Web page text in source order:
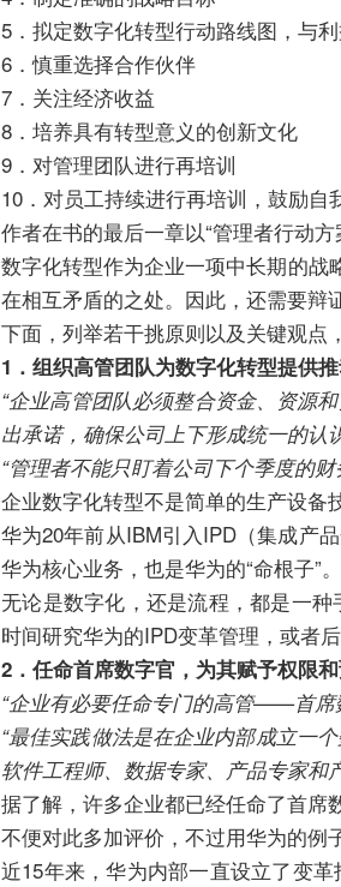
5．拟定数字化转型行动路线图，与
6．慎重选择合作伙伴
7．关注经济收益
8．培养具有转型意义的创新文化
9．对管理团队进行再培训
10．对员工持续进行再培训，鼓励自
作者在书的最后一章以“管理者行动
数字化转型作为企业一项中长期的战
在相互矛盾的之处。因此，还需要辩
下面，列举若干挑原则以及关键观点
1．组织高管团队为数字化转型提供
“企业高管团队必须整合资金、资源
出承诺，确保公司上下形成统一的认
“管理者不能只盯着公司下个季度的
企业数字化转型不是简单的生产设备
华为20年前从IBM引入IPD（集成产
华为核心业务，也是华为的“命根子”。
无论是数字化，还是流程，都是一
时间研究华为的IPD变革管理，或者
2．任命首席数字官，为其赋予权限
“企业有必要任命专门的高管——首席
“最佳实践做法是在企业内部成立一
软件工程师、数据专家、产品专家和
据了解，许多企业都已经任命了首席
不便对此多加评价，不过用华为的例
近15年来，华为内部一直设立了变